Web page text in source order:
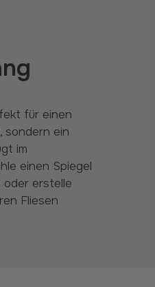
sondern ein
im
einen Spiegel
oder erstelle
Fliesen